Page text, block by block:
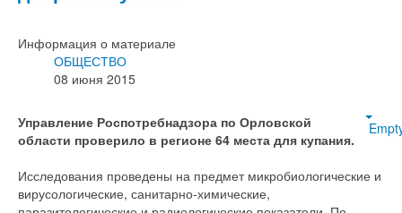
Информация о материале
ОБЩЕСТВО
08 июня 2015
Управление Роспотребнадзора по Орловской
области проверило в регионе 64 места для купания.
Исследования проведены на предмет микробиологические и
вирусологические, санитарно-химические,